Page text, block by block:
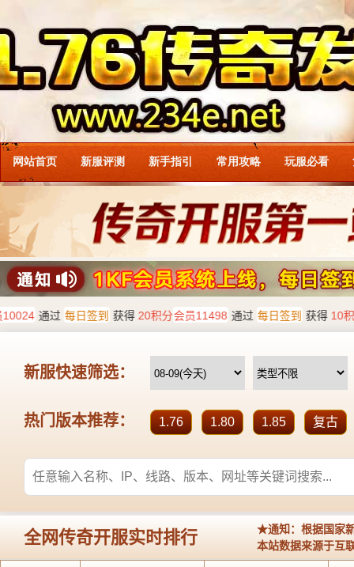
网站首页 新服评测 新手指引 常用攻略 玩服必看